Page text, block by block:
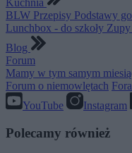
Kuchnia
BLW Przepisy Podstawy
Lunchbox - do szkoły Zupy
Blog
Forum
Mamy w tym samym
Forum o niemowlętach
YouTube
Instagram
Polecamy również